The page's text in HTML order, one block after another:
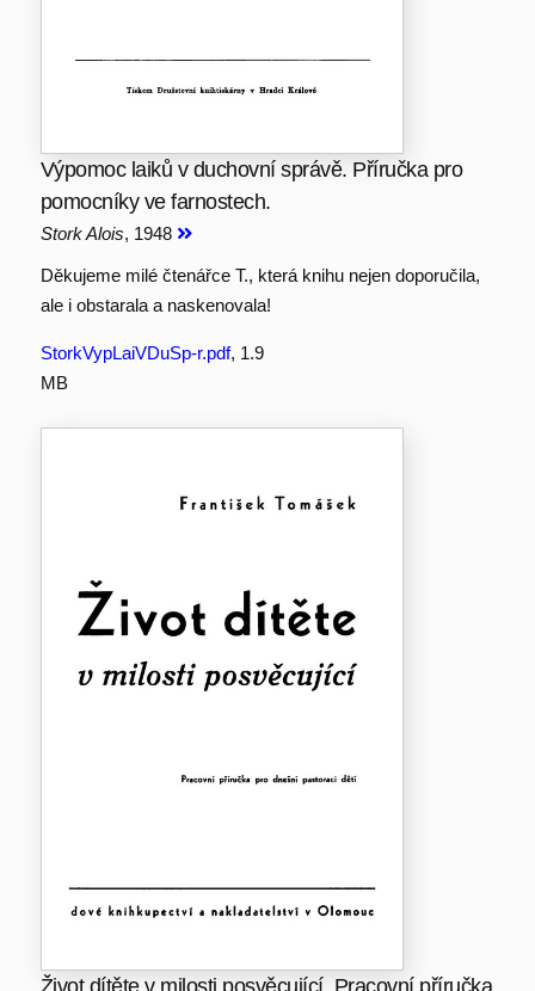
Výpomoc laiků v duchovní správě. Příručka pro
pomocníky ve farnostech.
Stork Alois, 1948
Děkujeme milé čtenářce T., která knihu nejen doporučila,
ale i obstarala a naskenovala!
StorkVypLaiVDuSp-r.pdf, 1.9
MB
Život dítěte v milosti posvěcující. Pracovní příručka